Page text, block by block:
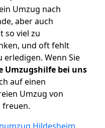
Umzug nach
aber auch
so viel zu
und oft fehlt
erledigen. Wenn Sie
Umzugshilfe bei uns
auf einen
Umzug von
freuen.